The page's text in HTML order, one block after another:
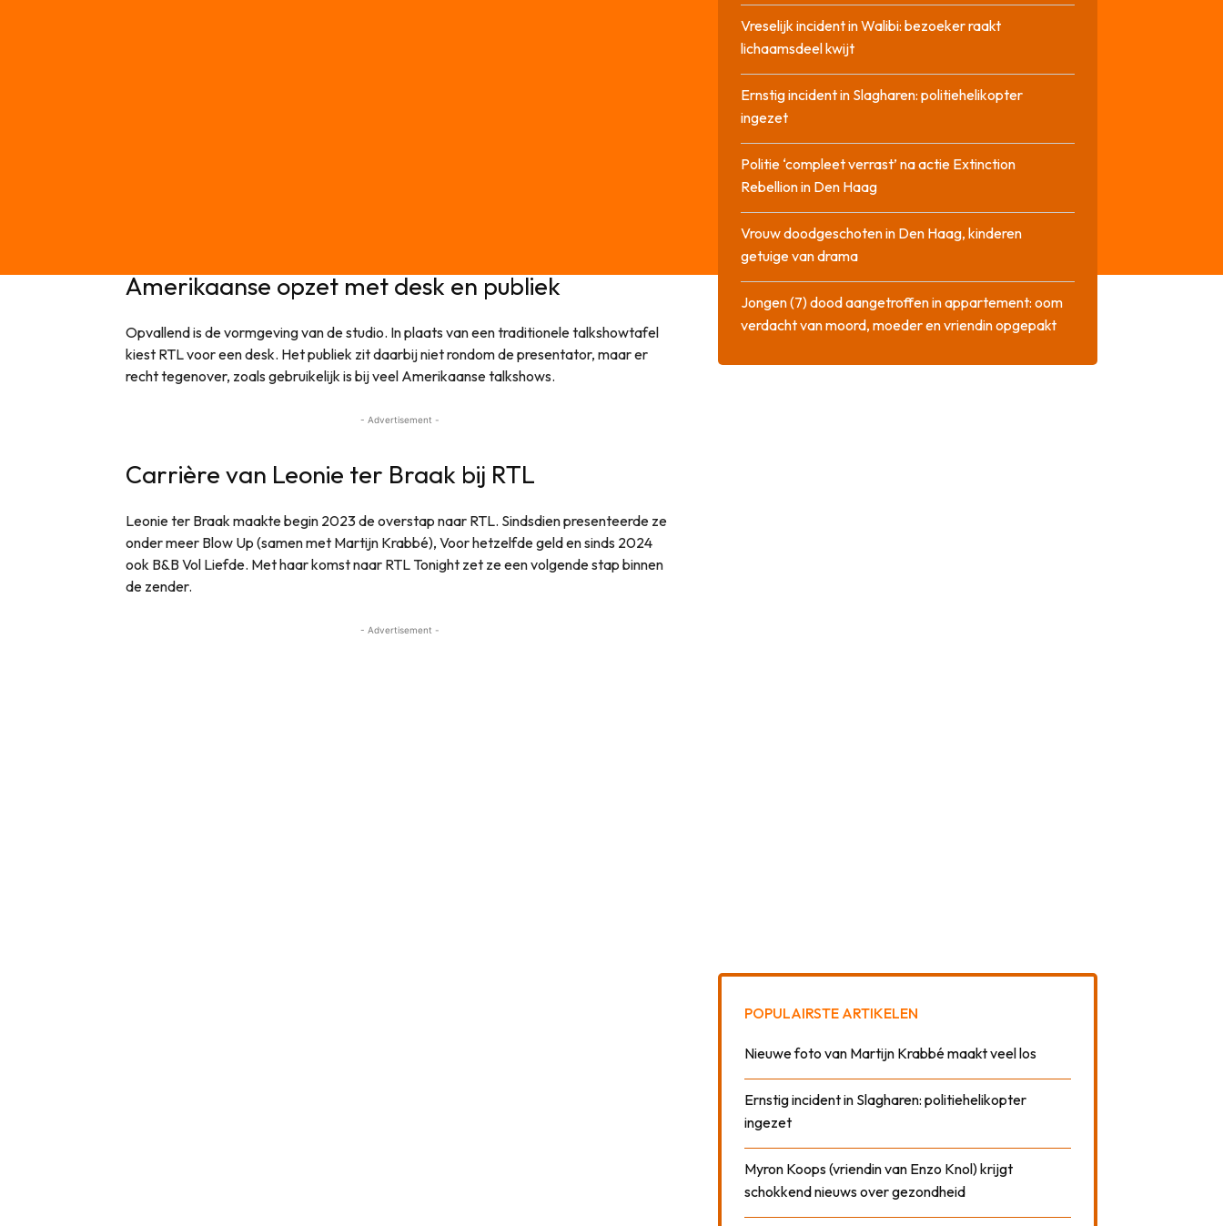
Amerikaanse opzet met desk en publiek
Opvallend is de vormgeving van de studio. In plaats van een traditionele talkshowtafel
kiest RTL voor een desk. Het publiek zit daarbij niet rondom de presentator, maar er
recht tegenover, zoals gebruikelijk is bij veel Amerikaanse talkshows.
- Advertisement -
Carrière van Leonie ter Braak bij RTL
Leonie ter Braak maakte begin 2023 de overstap naar RTL. Sindsdien presenteerde ze
onder meer Blow Up (samen met Martijn Krabbé), Voor hetzelfde geld en sinds 2024
ook B&B Vol Liefde. Met haar komst naar RTL Tonight zet ze een volgende stap binnen
de zender.
- Advertisement -
Vreselijk incident in Walibi: bezoeker raakt
lichaamsdeel kwijt
Ernstig incident in Slagharen: politiehelikopter
ingezet
Politie ‘compleet verrast’ na actie Extinction
Rebellion in Den Haag
Vrouw doodgeschoten in Den Haag, kinderen
getuige van drama
Jongen (7) dood aangetroffen in appartement: oom
verdacht van moord, moeder en vriendin opgepakt
POPULAIRSTE ARTIKELEN
Nieuwe foto van Martijn Krabbé maakt veel los
Ernstig incident in Slagharen: politiehelikopter
ingezet
Myron Koops (vriendin van Enzo Knol) krijgt
schokkend nieuws over gezondheid